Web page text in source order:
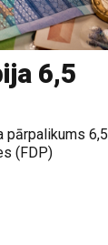
6,5
pārpalikums 6,5
(FDP)